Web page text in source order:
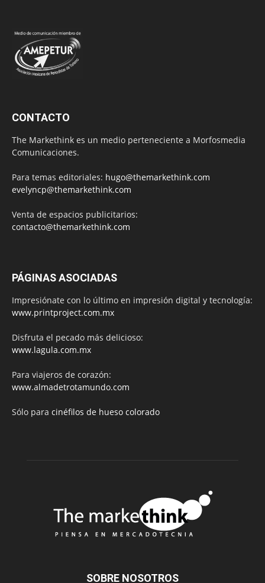
CONTACTO
The Markethink es un medio perteneciente a Morfosmedia
Comunicaciones.
Para temas editoriales: hugo@themarkethink.com
evelyncp@themarkethink.com
Venta de espacios publicitarios:
contacto@themarkethink.com
PÁGINAS ASOCIADAS
Impresiónate con lo último en impresión digital y tecnología:
www.printproject.com.mx
Disfruta el pecado más delicioso:
www.lagula.com.mx
Para viajeros de corazón:
www.almadetrotamundo.com
Sólo para cinéfilos de hueso colorado
SOBRE NOSOTROS